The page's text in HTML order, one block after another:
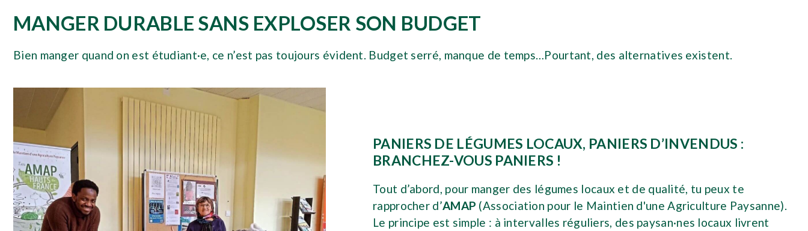
MANGER DURABLE SANS EXPLOSER SON BUDGET
Bien manger quand on est étudiant·e, ce n’est pas toujours évident. Budget serré, manque de temps…Pourtant, des alternatives existent.
PANIERS DE LÉGUMES LOCAUX, PANIERS D’INVENDUS :
BRANCHEZ-VOUS PANIERS !
Tout d’abord, pour manger des légumes locaux et de qualité, tu peux te
rapprocher d’AMAP (Association pour le Maintien d'une Agriculture Paysanne).
Le principe est simple : à intervalles réguliers, des paysan·nes locaux livrent